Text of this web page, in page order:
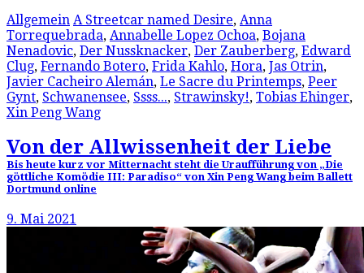
Allgemein A Streetcar named Desire, Anna
Torrequebrada, Annabelle Lopez Ochoa, Bojana
Nenadovic, Der Nussknacker, Der Zauberberg, Edward
Clug, Fernando Botero, Frida Kahlo, Hora, Jas Otrin,
Javier Cacheiro Alemán, Le Sacre du Printemps, Peer
Gynt, Schwanensee, Ssss..., Strawinsky!, Tobias Ehinger,
Xin Peng Wang
Von der Allwissenheit der Liebe
Bis heute kurz vor Mitternacht steht die Uraufführung von „Die
göttliche Komödie III: Paradiso“ von Xin Peng Wang beim Ballett
Dortmund online
9. Mai 2021